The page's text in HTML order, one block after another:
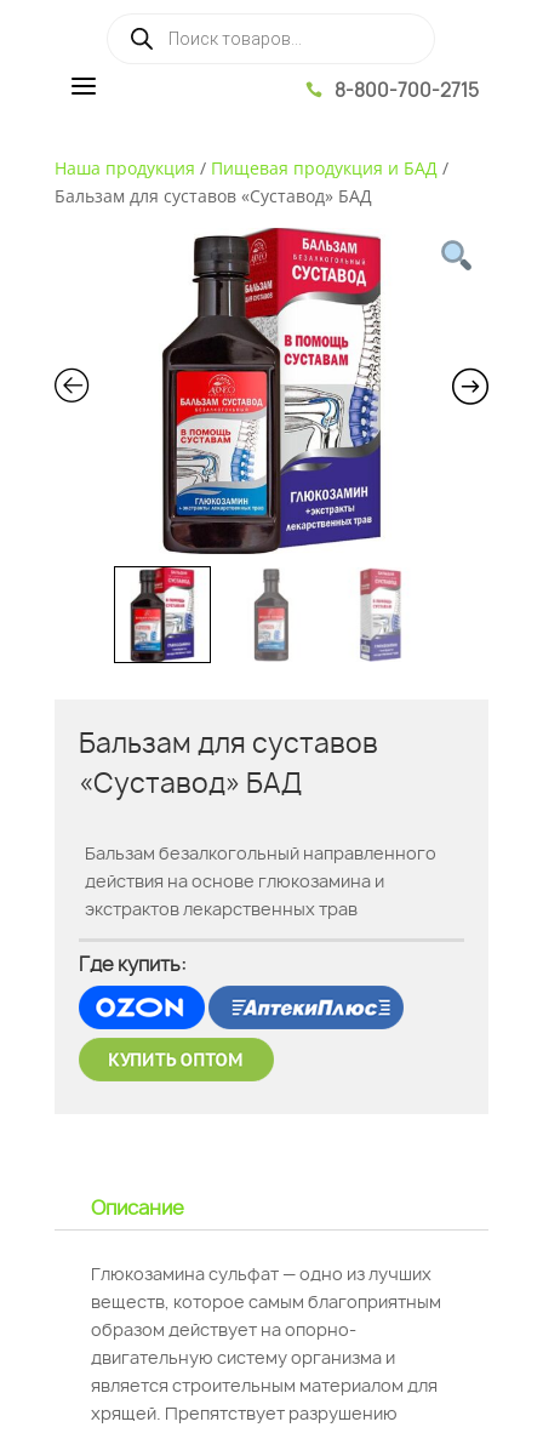
a  8-800-700-2715
Наша продукция / Пищевая продукция и БАД/
Бальзам для суставов «Суставод» БАД
Бальзам для суставов
«Суставод» БАД
Бальзам безалкогольный направленного
действия на основе глюкозамина и
экстрактов лекарственных трав
Где купить:
Описание
Глюкозамина сульфат — одно из лучших
веществ, которое самым благоприятным
образом действует на опорно-
двигательную систему организма и
является строительным материалом для
хрящей. Препятствует разрушению